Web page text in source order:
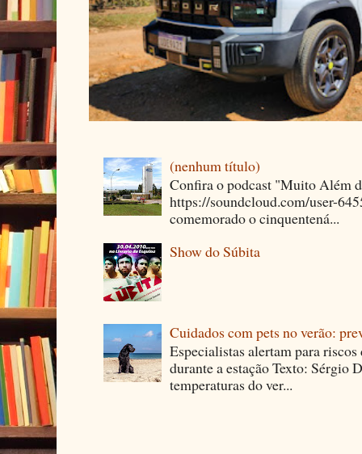
(nenhum título)
Confira o podcast "Muito Além
https://soundcloud.com/user-
comemorado o cinquentená...
Show do Súbita
Cuidados com pets no verão:
Especialistas alertam para
durante a estação Texto: Sérgio
temperaturas do ver...